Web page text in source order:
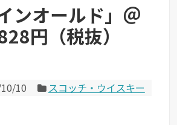
ンオールド」＠
円（税抜）
10
スコッチ・ウイスキー